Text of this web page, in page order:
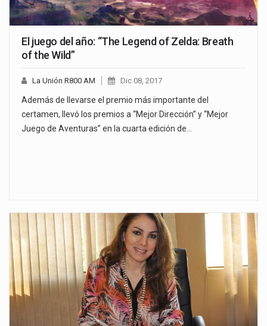
El juego del año: “The Legend of Zelda: Breath
of the Wild”
La Unión R800 AM Dic 08, 2017
Además de llevarse el premio más importante del
certamen, llevó los premios a “Mejor Dirección” y “Mejor
Juego de Aventuras” en la cuarta edición de…